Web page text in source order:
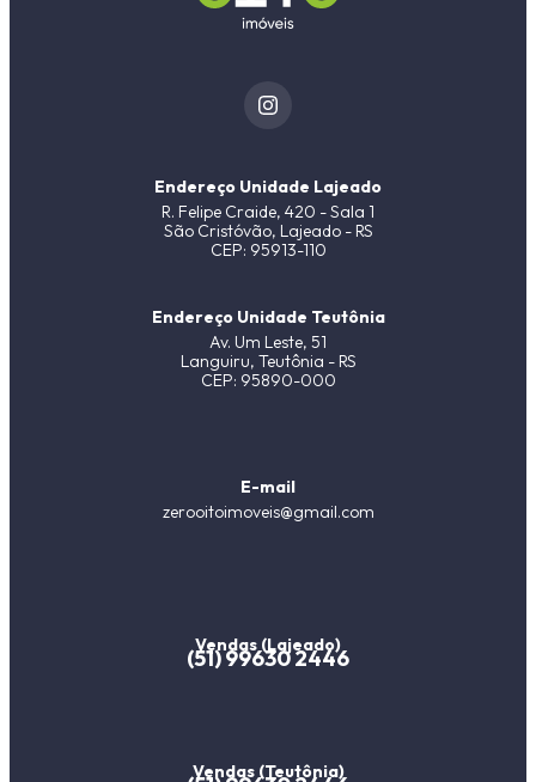
Endereço Unidade Lajeado
R. Felipe Craide, 420 - Sala 1
São Cristóvão, Lajeado - RS
CEP: 95913-110
Endereço Unidade Teutônia
Av. Um Leste, 51
Languiru, Teutônia - RS
CEP: 95890-000
E-mail
zerooitoimoveis@gmail.com
Vendas (Lajeado)
(51) 99630 2446
Vendas (Teutônia)